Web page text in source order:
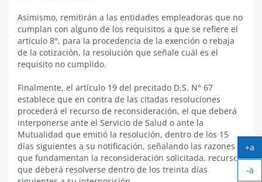
Asimismo, remitirán a las entidades empleadoras que no
cumplan con alguno de los requisitos a que se refiere el
artículo 8°, para la procedencia de la exención o rebaja
de la cotización, la resolución que señale cuál es el
requisito no cumplido.
Finalmente, el artículo 19 del precitado D.S. N° 67
establece que en contra de las citadas resoluciones
procederá el recurso de reconsideración, el que deberá
interponerse ante el Servicio de Salud o ante la
Mutualidad que emitió la resolución, dentro de los 15
días siguientes a su notificación, señalando las razones
que fundamentan la reconsideración solicitada, recurso
que deberá resolverse dentro de los treinta días
+a
-a